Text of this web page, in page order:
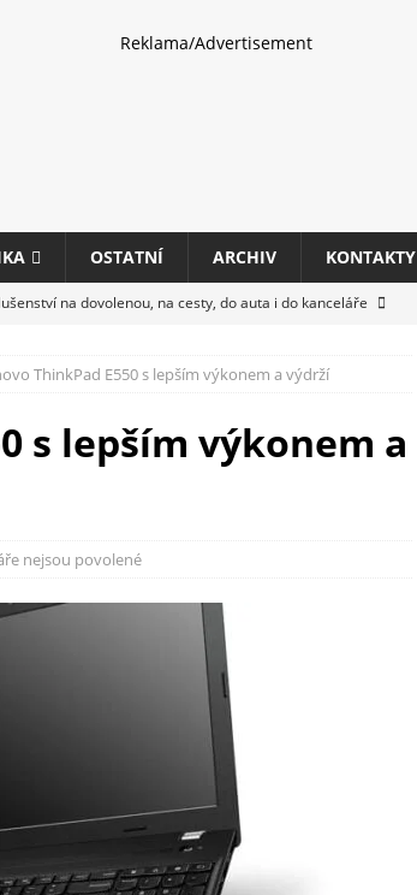
Reklama/Advertisement
OSTATNÍ ARCHIV KONTAKTY
na dovolenou, na cesty, do auta i do kanceláře
2025 představí nové příslušenství pro hráče,
kancelářských tiskáren Canon imageFORCE s modely
kasin: Co by měli vědět milovníci technologií
ThinkPad E550 s lepším výkonem a výdrží
s lepším výkonem a
nejsou povolené